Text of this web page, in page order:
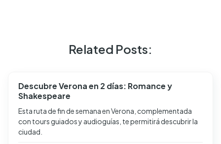
Related Posts:
Descubre Verona en 2 días: Romance y
Shakespeare
Esta ruta de fin de semana en Verona, complementada
con tours guiados y audioguías, te permitirá descubrir la
ciudad.